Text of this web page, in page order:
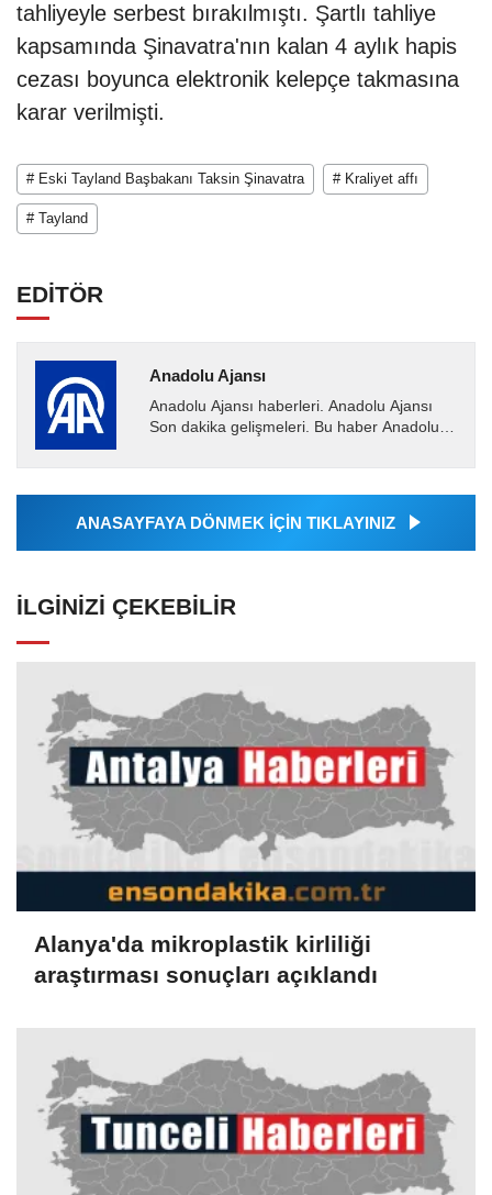
tahliyeyle serbest bırakılmıştı. Şartlı tahliye
kapsamında Şinavatra'nın kalan 4 aylık hapis
cezası boyunca elektronik kelepçe takmasına
karar verilmişti.
# Eski Tayland Başbakanı Taksin Şinavatra # Kraliyet affı
# Tayland
EDİTÖR
Anadolu Ajansı
Anadolu Ajansı haberleri. Anadolu Ajansı
Son dakika gelişmeleri. Bu haber Anadolu
Ajansı tarafından...
ANASAYFAYA DÖNMEK İÇİN TIKLAYINIZ
İLGINIZI ÇEKEBILIR
Alanya'da mikroplastik kirliliği
araştırması sonuçları açıklandı